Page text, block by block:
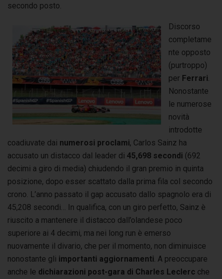
secondo posto.
Discorso
completame
nte opposto
(purtroppo)
per Ferrari
Nonostante
le numerose
novità
introdotte
coadiuvate dai numerosi proclami, Carlos Sainz ha
accusato un distacco dal leader di 45,698 secondi (692
decimi a giro di media) chiudendo il gran premio in quinta
posizione, dopo esser scattato dalla prima fila col secondo
crono. L’anno passato il gap accusato dallo spagnolo era di
45,208 secondi… In qualifica, con un giro perfetto, Sainz è
riuscito a mantenere il distacco dall’olandese poco
superiore ai 4 decimi, ma nei long run è emerso
nuovamente il divario, che per il momento, non diminuisce
nonostante gli importanti aggiornamenti . A preoccupare
anche le dichiarazioni post-gara di Charles Leclerc che